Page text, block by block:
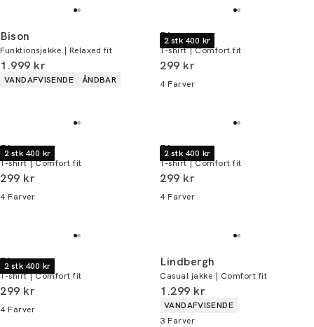
Bison
Funktionsjakke | Relaxed fit
I alt (inkl. rabat)
1.999 kr
Produkt egenskaber
VANDAFVISENDE ÅNDBAR
2 stk 400 kr
Bison
T-shirt | Comfort fit
I alt (inkl. rabat)
299 kr
4 Farver
2 stk 400 kr
Bison
T-shirt | Comfort fit
I alt (inkl. rabat)
299 kr
4 Farver
2 stk 400 kr
Bison
T-shirt | Comfort fit
I alt (inkl. rabat)
299 kr
4 Farver
2 stk 400 kr
Bison
T-shirt | Comfort fit
I alt (inkl. rabat)
299 kr
4 Farver
Lindbergh
Casual jakke | Comfort fit
I alt (inkl. rabat)
1.299 kr
Produkt egenskaber
VANDAFVISENDE
3 Farver